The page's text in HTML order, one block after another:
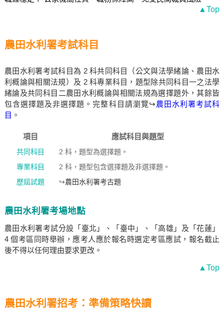
▲Top
農田水利署考試科目
農田水利署考試科目為 2 科共同科目（公文與法學緒論、農田水
利概論與相關法規）及 2 科專業科目，題型除共同科目一之法學
緒論及共同科目二農田水利概論與相關法規為選擇題外，其餘皆
包含選擇題及非選擇題。完整科目請瀏覽↪農田水利署考試科
目 。
項目 應試科目與題型
共同科目
2 科，題型為選擇題。
專業科目
2 科，題型包含選擇題及非選擇題。
歷屆試題
↪農田水利署考古題
農田水利署考場地點
農田水利署考試分設「臺北」、「臺中」、「高雄」及「花蓮」
4 個考區同時舉辦，應考人應於報名時選定考區應試，報名截止
後不得以任何理由要求更改。
▲Top
農田水利署招考：準備策略快讀